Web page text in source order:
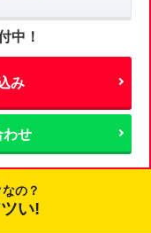
中！
み
わせ
の？
い!